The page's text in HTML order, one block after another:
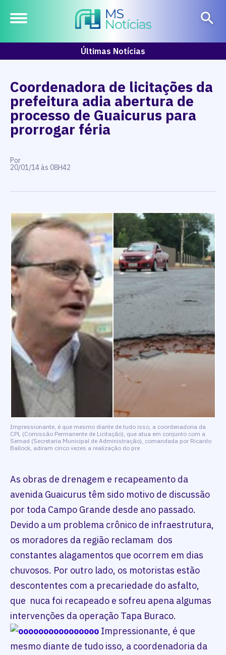
Últimas Notícias
Coordenadora de licitações da
prefeitura adia abertura de
processo de Guaicurus para
prorrogar féria
Por
20/01/14 às 08H42
Impressionante, é que mesmo diante de tudo isso, a coordenadoria da
CPL (Comissão Permanente de Licitação), que atua em conjunto com a
Semad (Secretaria Municipal de Administração), comandada por Ricardo
Ballock, adiram cinco vezes a realização do pre
As obras de drenagem e recapeamento da
avenida Guaicurus têm sido motivo de discussão
por toda Campo Grande desde ano passado.
Devido a um problema crônico de infraestrutura,
os moradores da região reclamam dos
constantes alagamentos que ocorrem em dias
chuvosos. Por outro lado, os motoristas estão
descontentes com a precariedade do asfalto,
que nuca foi recapeado e sofreu apena algumas
intervenções da operação Tapa Buraco.
Impressionante, é que
mesmo diante de tudo isso, a coordenadoria da